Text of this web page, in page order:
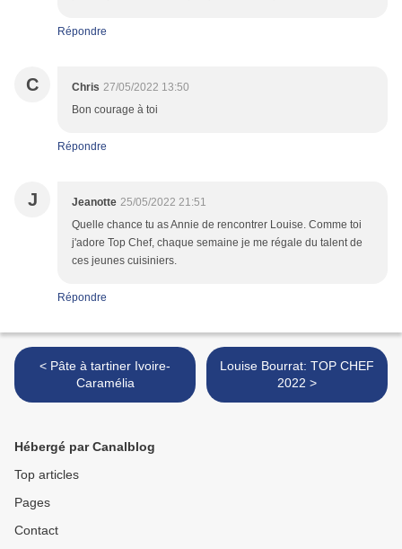
Répondre
C Chris 27/05/2022 13:50
Bon courage à toi
Répondre
J Jeanotte 25/05/2022 21:51
Quelle chance tu as Annie de rencontrer Louise. Comme toi
j'adore Top Chef, chaque semaine je me régale du talent de
ces jeunes cuisiniers.
Répondre
< Pâte à tartiner Ivoire-
Caramélia
Louise Bourrat: TOP CHEF
2022 >
Hébergé par Canalblog
Top articles
Pages
Contact